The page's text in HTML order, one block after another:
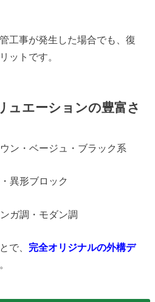
工事が発生した場合でも、復
ットです。
ュエーションの豊富さ
ン・ベージュ・ブラック系
異形ブロック
ガ調・モダン調
で、 完全オリジナルの外構デ